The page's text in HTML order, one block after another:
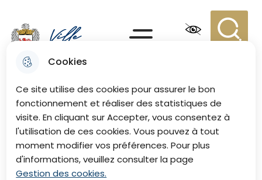
Cookies
Ce site utilise des cookies pour assurer le bon
fonctionnement et réaliser des statistiques de
visite. En cliquant sur Accepter, vous consentez à
l'utilisation de ces cookies. Vous pouvez à tout
moment modifier vos préférences. Pour plus
d'informations, veuillez consulter la page
Gestion des cookies.
menu
recherche
principal
Consulter
le plan du
site
Menu principal
Menu